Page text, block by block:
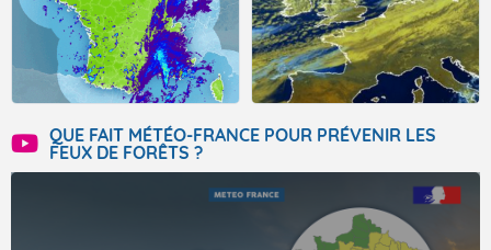
QUE FAIT MÉTÉO-FRANCE POUR PRÉVENIR LES
FEUX DE FORÊTS ?